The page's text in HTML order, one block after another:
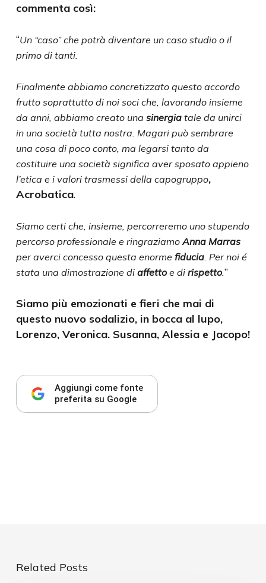
commenta così:
“Un “caso” che potrà diventare un caso studio o il
primo di tanti.
Finalmente abbiamo concretizzato questo accordo
frutto soprattutto di noi soci che, lavorando insieme
da anni, abbiamo creato una sinergia tale da unirci
in una società tutta nostra. Magari può sembrare
una cosa di poco conto, ma legarsi tanto da
costituire una società significa aversposato appieno
l’etica e i valori trasmessi della capogruppo,
Acrobatica.
Siamo certi che, insieme, percorreremo uno stupendo
percorso professionale e ringraziamo Anna Marras
per averci concesso questa enorme fiducia. Per noi é
stata una dimostrazione di affetto e di rispetto. ”
Siamo più emozionati e fieri che mai di
questo nuovo sodalizio, in bocca al lupo,
Lorenzo, Veronica. Susanna, Alessia e Jacopo!
Aggiungi come fonte
preferita su Google
Related Posts